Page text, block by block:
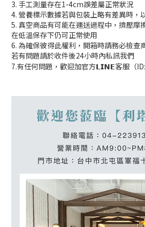
3. 手工測量存在1-4cm誤差屬正常狀況
4. 營養標示數據若與包裝上略有差異時，
5. 真空商品有可能在運送過程中，擠壓摩
在低溫保存下仍可正常使用
6. 為確保彼得此權利，開箱時請務必檢查
若有問題請於收件後24小時內私訊我們
7.有任何問題，歡迎加官方𝗟𝗜𝗡𝗘客服（ID: